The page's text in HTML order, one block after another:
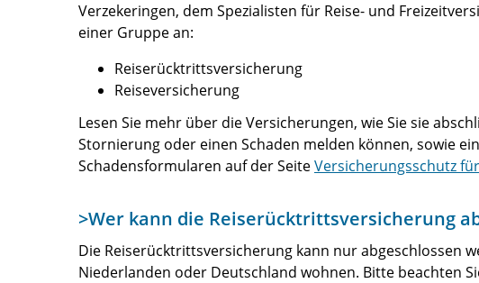
Verzekeringen, dem Spezialisten für Reise- und
einer Gruppe an:
Reiserücktrittsversicherung
Reiseversicherung
Lesen Sie mehr über die Versicherungen, wie Sie sie
Stornierung oder einen Schaden melden können, sowie
Schadensformularen auf der SeiteVersicherungsschutz
>Wer kann die Reiserücktrittsversicherung
Die Reiserücktrittsversicherung kann nur abgeschlossen
Niederlanden oder Deutschland wohnen. Bitte beachten